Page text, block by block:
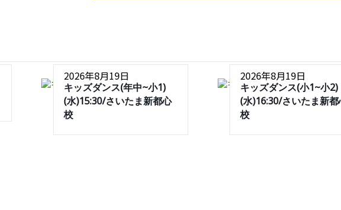
2026年8月19日
キッズダンス(年中~小1)
(水)15:30/さいたま新都心
校
2026年8月19日
キッズダンス(小1~小2)
(水)16:30/さいたま新都
校